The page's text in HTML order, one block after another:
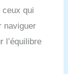
et
ceux qui
naviguer
l’équilibre